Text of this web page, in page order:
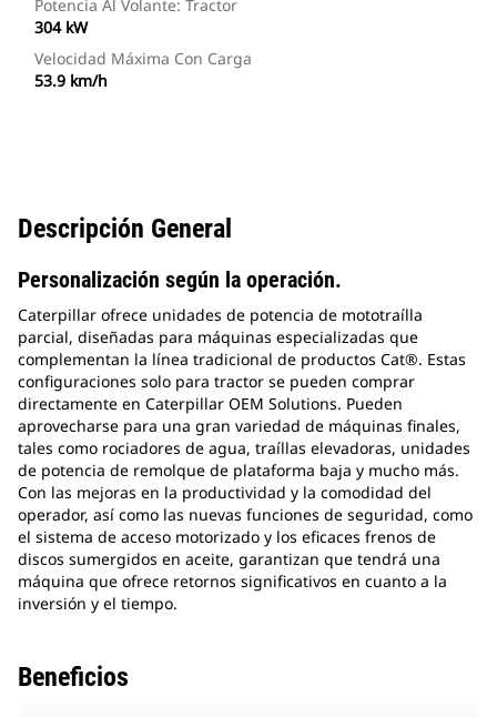
Potencia Al Volante: Tractor
304 kW
Velocidad Máxima Con Carga
53.9 km/h
Descripción General
Personalización según la operación.
Caterpillar ofrece unidades de potencia de mototraílla
parcial, diseñadas para máquinas especializadas que
complementan la línea tradicional de productos Cat®. Estas
configuraciones solo para tractor se pueden comprar
directamente en Caterpillar OEM Solutions. Pueden
aprovecharse para una gran variedad de máquinas finales,
tales como rociadores de agua, traíllas elevadoras, unidades
de potencia de remolque de plataforma baja y mucho más.
Con las mejoras en la productividad y la comodidad del
operador, así como las nuevas funciones de seguridad, como
el sistema de acceso motorizado y los eficaces frenos de
discos sumergidos en aceite, garantizan que tendrá una
máquina que ofrece retornos significativos en cuanto a la
inversión y el tiempo.
Beneficios